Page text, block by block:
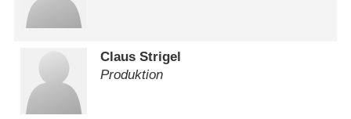
Claus Strigel
Produktion